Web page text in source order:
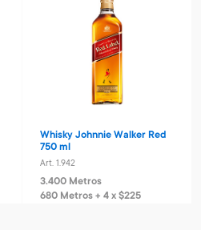
Whisky Johnnie Walker Red
750 ml
Art. 1.942
3.400 Metros
680 Metros + 4 x $225